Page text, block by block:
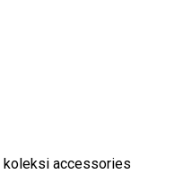
koleksi accessories